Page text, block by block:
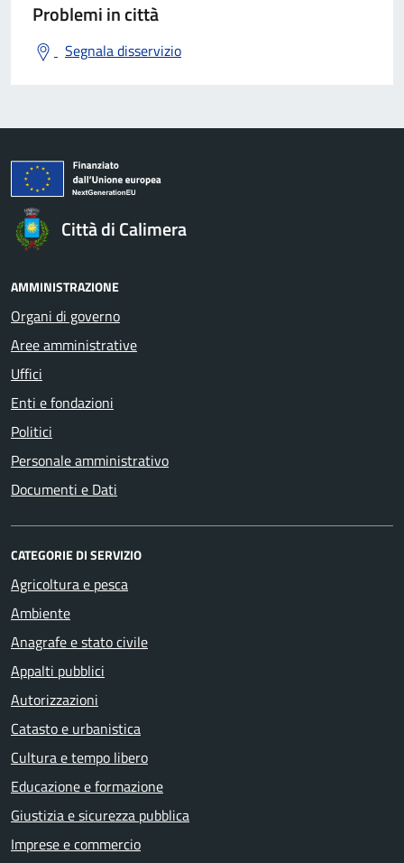
Problemi in città
Segnala disservizio
Città di Calimera
AMMINISTRAZIONE
Organi di governo
Aree amministrative
Uffici
Enti e fondazioni
Politici
Personale amministrativo
Documenti e Dati
CATEGORIE DI SERVIZIO
Agricoltura e pesca
Ambiente
Anagrafe e stato civile
Appalti pubblici
Autorizzazioni
Catasto e urbanistica
Cultura e tempo libero
Educazione e formazione
Giustizia e sicurezza pubblica
Imprese e commercio